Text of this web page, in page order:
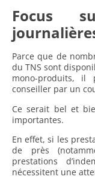
Focus
Parce que de
du TNS sont
mono-produits,
conseiller par un
Ce serait bel et
importantes.
En effet, si les
de près
prestations
nécessitent une